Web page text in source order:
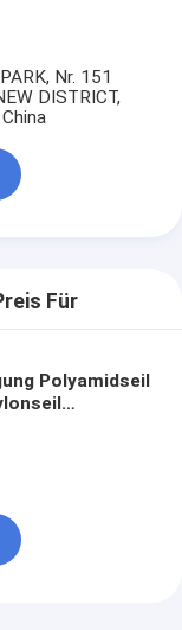
Nr. 151
DISTRICT,
Für
Polyamidseil